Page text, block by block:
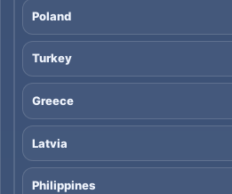
Poland
Turkey
Greece
Latvia
Philippines